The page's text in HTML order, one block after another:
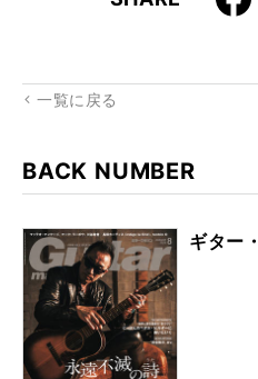
k
一覧に戻る
BACK NUMBER
ギター